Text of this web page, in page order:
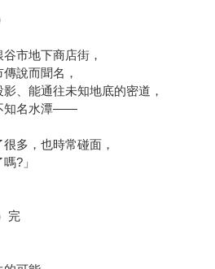
市地下商店街，
說而聞名，
、能通往未知地底的密道，
知名水潭——
多，也時常碰面，
?」
完